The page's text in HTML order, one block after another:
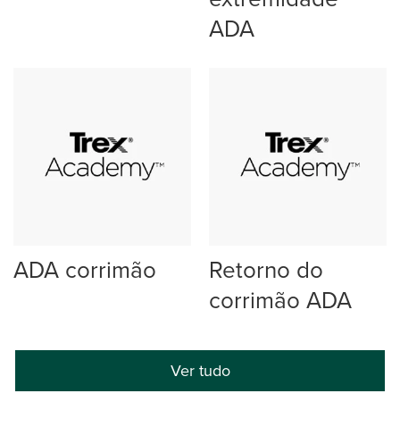
ADA
ADA corrimão
Retorno do
corrimão ADA
Ver tudo